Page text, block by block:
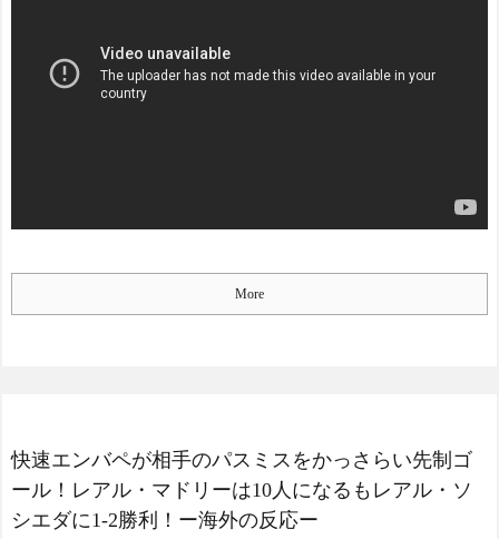
More
快速エンバペが相手のパスミスをかっさらい先制ゴ
ール！レアル・マドリーは10人になるもレアル・ソ
シエダに1-2勝利！ー海外の反応ー